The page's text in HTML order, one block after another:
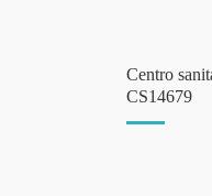
Centro
CS14679